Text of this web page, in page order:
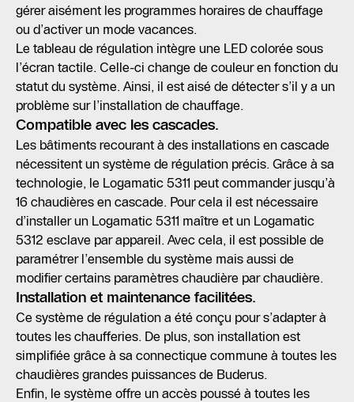
gérer aisément les programmes horaires de chauffage
ou d’activer un mode vacances.
Le tableau de régulation intègre une LED colorée sous
l’écran tactile. Celle-ci change de couleur en fonction du
statut du système. Ainsi, il est aisé de détecter s’il y a un
problème sur l’installation de chauffage.
Compatible avec les cascades.
Les bâtiments recourant à des installations en cascade
nécessitent un système de régulation précis. Grâce à sa
technologie, le Logamatic 5311 peut commander jusqu’à
16 chaudières en cascade. Pour cela il est nécessaire
d’installer un Logamatic 5311 maître et un Logamatic
5312 esclave par appareil. Avec cela, il est possible de
paramétrer l’ensemble du système mais aussi de
modifier certains paramètres chaudière par chaudière.
Installation et maintenance facilitées.
Ce système de régulation a été conçu pour s’adapter à
toutes les chaufferies. De plus, son installation est
simplifiée grâce à sa connectique commune à toutes les
chaudières grandes puissances de Buderus.
Enfin, le système offre un accès poussé à toutes les